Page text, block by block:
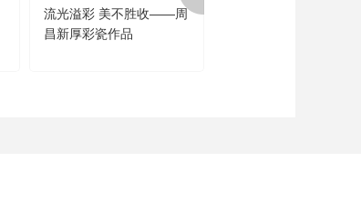
流光溢彩 美不胜收——周
昌新厚彩瓷作品